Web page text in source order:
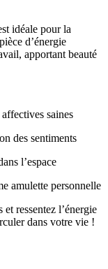
idéale pour la
d’énergie
apportant beauté
saines
des sentiments
l’espace
amulette personnelle
et ressentez l’énergie
dans votre vie !